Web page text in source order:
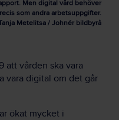
Men digital vård behöver
som andra arbetsuppgifter.
Metelitsa / Johnér bildbyrå
att vården ska vara
vara digital om det går
ökat mycket i